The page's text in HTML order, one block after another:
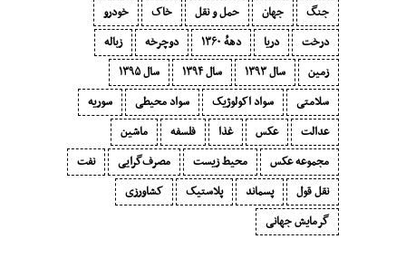
جنگ
جهان حمل و نقل خاک
خودرو
درخت
دریا دههٔ ۱‍۳۶۰ دوچرخه
زباله
زمین
سال ۱۳۹۳ سال ۱۳۹۴
سال ۱۳۹۵
سلامتی
سواد اکولوژیک سواد محیطی
سوریه
عدالت
عکس غذا فلسفه
ماشین
مجموعه عکس
محیط زیست مصرف‌گرایی‬
نفت
نقل قول
پسماند پلاستیک
کشاورزی
گرمایش جهانی